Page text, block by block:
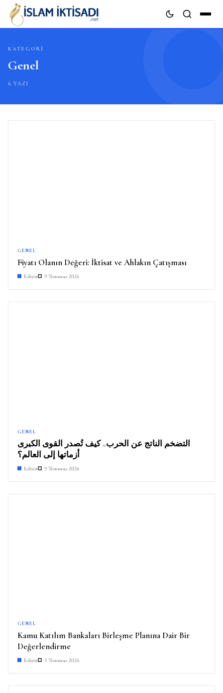
KATEGORI
Genel
6 YAZI
GENEL
Fiyatı Olanın Değeri: İktisat ve Ahlakın Çatışması
Editör 9 Temmuz 2026
GENEL
التضخم الناتج عن الحرب.. كيف تُصدر القوى الكبرى
أزماتها إلى العالم؟
Editör 9 Temmuz 2026
GENEL
Kamu Katılım Bankaları Birleşme Planına Dair Bir
Değerlendirme
Editör 3 Temmuz 2026